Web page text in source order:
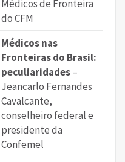
Médicos de Fronteira
do CFM
Médicos nas
Fronteiras do Brasil:
peculiaridades–
Jeancarlo Fernandes
Cavalcante,
conselheiro federal e
presidente da
Confemel